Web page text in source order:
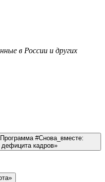
в России и других
#Снова_вместе:
кадров»